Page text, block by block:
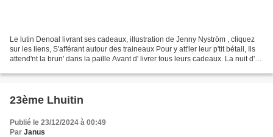
Le lutin Denoal livrant ses cadeaux, illustration de Jenny Nyström , cliquez
sur les liens, S'afférant autour des traineaux Pour y att'ler leur p'tit bétail, Ils
attend'nt la brun' dans la paille Avant d' livrer tous leurs cadeaux. La nuit d'
23ème Lhuitin
Publié le 23/12/2024 à 00:49
Par Janus